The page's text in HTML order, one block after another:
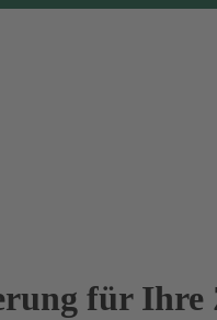
für